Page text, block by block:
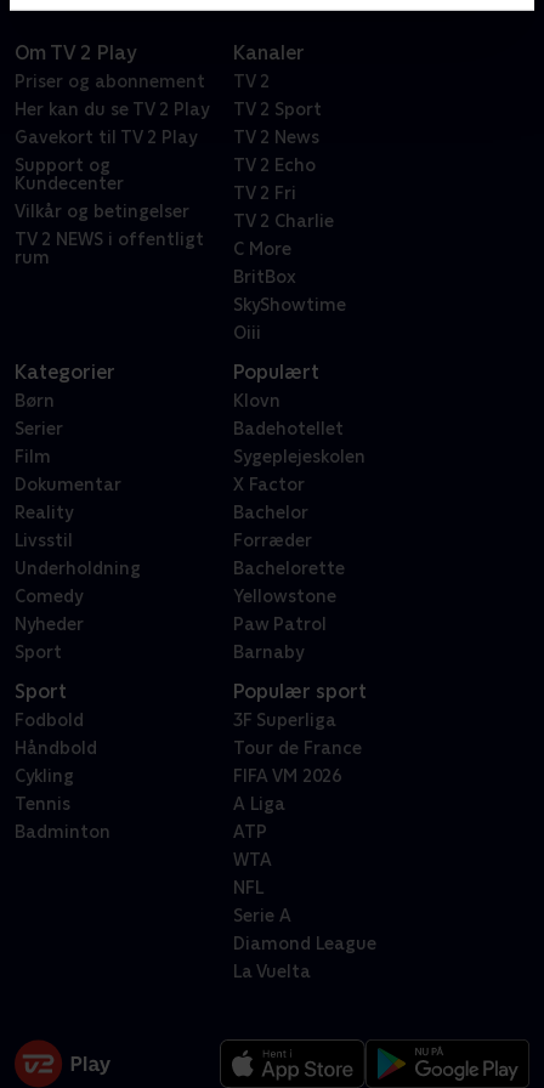
Om TV 2 Play
Priser og abonnement
Her kan du se TV 2 Play
Gavekort til TV 2 Play
Support og
Kundecenter
Vilkår og betingelser
TV 2 NEWS i offentligt
rum
Kanaler
TV 2
TV 2 Sport
TV 2 News
TV 2 Echo
TV 2 Fri
TV 2 Charlie
C More
BritBox
SkyShowtime
Oiii
Kategorier
Børn
Serier
Film
Dokumentar
Reality
Livsstil
Underholdning
Comedy
Nyheder
Sport
Populært
Klovn
Badehotellet
Sygeplejeskolen
X Factor
Bachelor
Forræder
Bachelorette
Yellowstone
Paw Patrol
Barnaby
Sport
Fodbold
Håndbold
Cykling
Tennis
Badminton
Populær sport
3F Superliga
Tour de France
FIFA VM 2026
A Liga
ATP
WTA
NFL
Serie A
Diamond League
La Vuelta